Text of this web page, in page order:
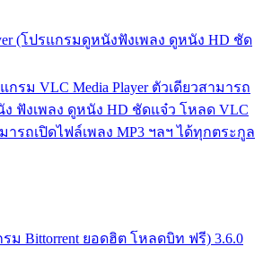
(โปรแกรมดูหนังฟังเพลง ดูหนัง HD ชัด
รม VLC Media Player ตัวเดียวสามารถ
ฟังเพลง ดูหนัง HD ชัดแจ๋ว โหลด VLC
ารถเปิดไฟล์เพลง MP3 ฯลฯ ได้ทุกตระกูล
รม Bittorrent ยอดฮิต โหลดบิท ฟรี) 3.6.0